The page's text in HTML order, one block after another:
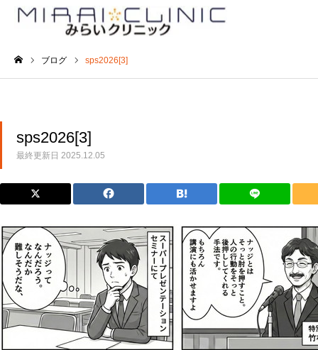
ブログ sps2026[3]
sps2026[3]
最終更新日 2025.12.05